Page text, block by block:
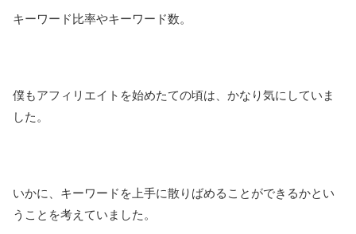
キーワード比率やキーワード数。
僕もアフィリエイトを始めたての頃は、かなり気にしていま
した。
いかに、キーワードを上手に散りばめることができるかとい
うことを考えていました。